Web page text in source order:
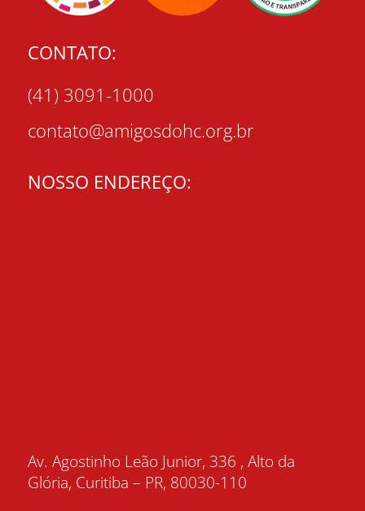
CONTATO:
(41) 3091-1000
contato@amigosdohc.org.br
NOSSO ENDEREÇO:
Av. Agostinho Leão Junior, 336 , Alto da
Glória, Curitiba – PR, 80030-110